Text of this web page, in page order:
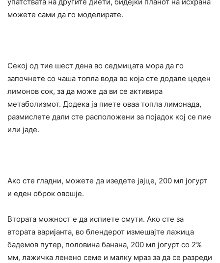
можете сами да го моделирате.
Секој од тие шест дена во седмицата мора да го
започнете со чаша топла вода во која сте додале цеден
лимонов сок, за да може да ви се активира
метаболизмот. Додека ја пиете оваа топла лимонада,
размислете дали сте расположени за појадок кој се пие
или јаде.
Ако сте гладни, можете да изедете јајце, 200 мл јогурт
и еден оброк овошје.
Втората можност е да испиете смути. Ако сте за
втората варијанта, во блендерот измешајте лажица
бадемов путер, половина банана, 200 мл јогурт со 2%
мм, лажичка ленено семе и малку мраз за да се разреди